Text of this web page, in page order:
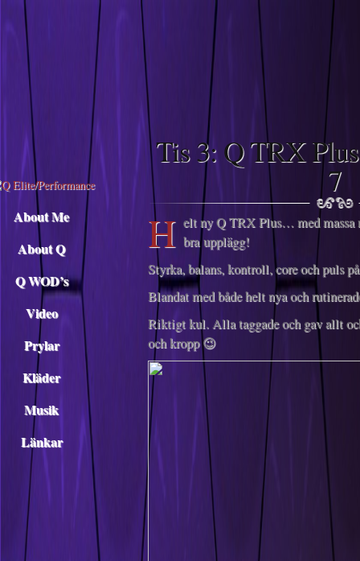
Descargar musica
About Me
About Q
Q WOD’s
Video
Prylar
Kläder
Musik
Länkar
Tis 3: Q TRX
7
H elt ny Q TRX Plus… med massa
bra upplägg!
Styrka, balans, kontroll, core och puls
Blandat med både helt nya och
Riktigt kul. Alla taggade och gav allt
och kropp 😉